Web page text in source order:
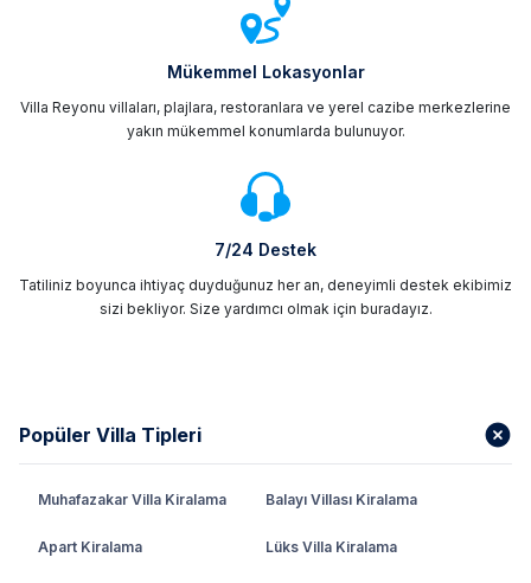
Mükemmel Lokasyonlar
Villa Reyonu villaları, plajlara, restoranlara ve yerel cazibe merkezlerine
yakın mükemmel konumlarda bulunuyor.
7/24 Destek
Tatiliniz boyunca ihtiyaç duyduğunuz her an, deneyimli destek ekibimiz
sizi bekliyor. Size yardımcı olmak için buradayız.
Popüler Villa Tipleri
Muhafazakar Villa Kiralama Balayı Villası Kiralama
Apart Kiralama Lüks Villa Kiralama